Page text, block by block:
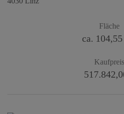
Fläche
ca.
Kaufpreis